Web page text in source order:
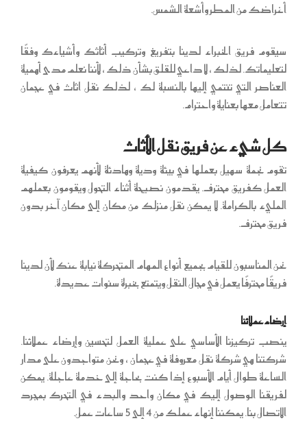
أغراضك من المطر وأشعة الشمس.
سيقوم فريق الخبراء لدينا بتفريغ وتركيب أثاثك وأشياءك وفقًا
لتعليماتك. لذلك ، لا داعي للقلق بشأن ذلك ، لأننا نعلم مدى أهمية
العناصر التي تنتمي إليها بالنسبة لك ، لذلك نقل اثاث في عجمان
تتعامل معها بعناية واحترام.
كل شيء عن فريق نقل الأثاث
تقوم نجمة سهيل بعملها في بيئة ودية وهادئة لأنهم يعرفون كيفية
العمل كفريق محترف. يقدمون نصيحة أثناء التحول ويقومون بعملهم
المليء بالكرامة. لا يمكن نقل منزلك من مكان إلى مكان آخر بدون
فريق محترف.
نحن المناسبون للقيام بجميع أنواع المهام المتحركة نيابة عنك لأن لدينا
فريقًا محترفًا يعمل في مجال النقل ويتمتع بخبرة سنوات عديدة.
إرضاء عملائنا
ينصب تركيزنا الأساسي على عملية العمل لتحسين وإرضاء عملائنا.
شركتنا هي شركة نقل معروفة في عجمان ، ونحن متواجدون على مدار
الساعة طوال أيام الأسبوع إذا كنت بحاجة إلى خدمة عاجلة. يمكن
لفريقنا الوصول إليك في مكان واحد والبدء في التحرك بمجرد
الاتصال بنا. يمكننا إنهاء عملك من 4 إلى 5 ساعات عمل.